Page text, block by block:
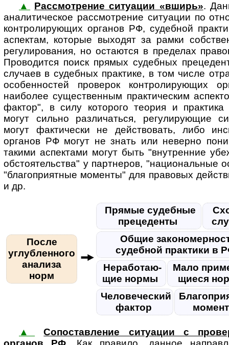
▲ Рассмотрение ситуации «вширь».
ана­ли­ти­чес­кое рассмотрение си­ту­а­ции по
контролирующих органов РФ, судебной
аспектам, которые выходят за рамки
регулирования, но остаются в пределах
Проводится поиск прямых судебных
случаев в судебных практике, в том числе
особенностей проверок контролирующих
наиболее существенным практическим
фактор", в силу которого теория и практика
могут сильно различаться, регулирующие
могут фактически не действовать, либо
органов РФ могут не знать или неверно
такими аспектами могут быть "внутренние
обстоятельства" у партнеров, "национальные
"благоприятные моменты" для правовых
и др.
После
углубленного
анализа
норм
Прямые судебные
прецеденты
Общие
судебной практики в
Нера­бо­та­ю­
щие нормы
Мало
щи­еся
Человеческий
фактор
▲
Сопоставление ситуации с